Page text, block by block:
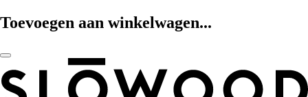
Toevoegen aan winkelwagen...